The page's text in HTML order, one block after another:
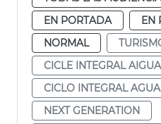
EN PORTADA
EN
NORMAL
CICLE INTEGRAL AIGUA
CICLO INTEGRAL AGUA
NEXT GENERATION